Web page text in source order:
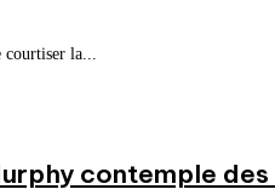
la...
contemple